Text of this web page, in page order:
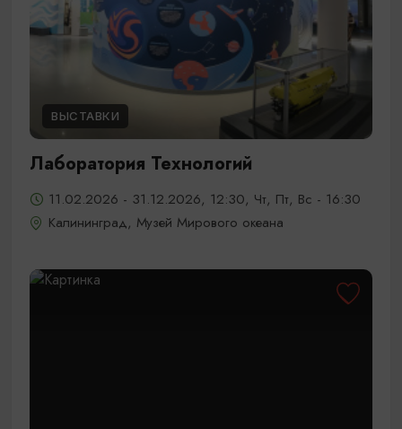
ВЫСТАВКИ
Лаборатория Технологий
11.02.2026 - 31.12.2026, 12:30, Чт, Пт, Вс - 16:30
Калининград, Музей Мирового океана